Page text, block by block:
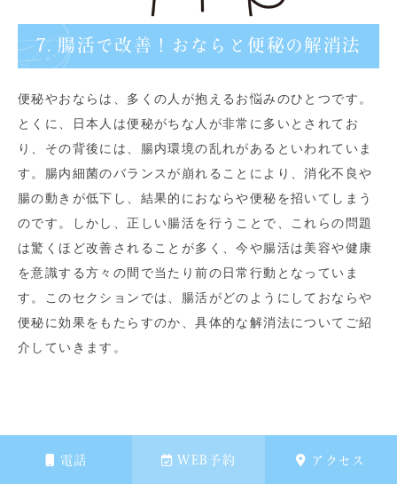
電話 WEB予約 アクセス
7. 腸活で改善！おならと便秘の解消法
便秘やおならは、多くの人が抱えるお悩みのひとつです。
とくに、日本人は便秘がちな人が非常に多いとされてお
り、その背後には、腸内環境の乱れがあるといわれていま
す。腸内細菌のバランスが崩れることにより、消化不良や
腸の動きが低下し、結果的におならや便秘を招いてしまう
のです。しかし、正しい腸活を行うことで、これらの問題
は驚くほど改善されることが多く、今や腸活は美容や健康
を意識する方々の間で当たり前の日常行動となっていま
す。このセクションでは、腸活がどのようにしておならや
便秘に効果をもたらすのか、具体的な解消法についてご紹
介していきます。